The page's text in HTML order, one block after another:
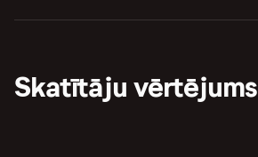
Skatītāju vērtējums